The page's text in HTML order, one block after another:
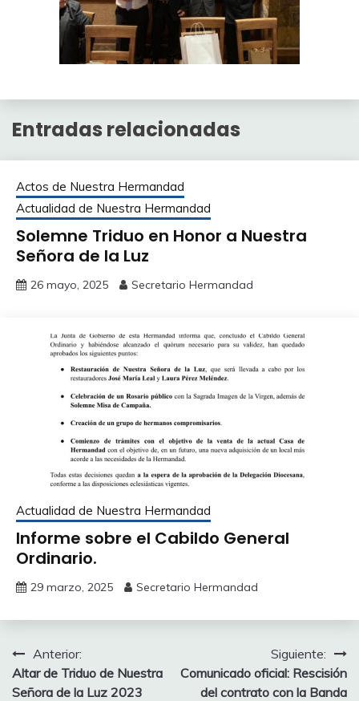
Entradas relacionadas
Actos de Nuestra Hermandad
Actualidad de Nuestra Hermandad
Solemne Triduo en Honor a Nuestra
Señora de la Luz
26 mayo, 2025 Secretario Hermandad
Actualidad de Nuestra Hermandad
Informe sobre el Cabildo General
Ordinario.
29 marzo, 2025 Secretario Hermandad
Navegación
de
Anterior:
Altar de Triduo de Nuestra
Señora de la Luz 2023
Siguiente:
Comunicado oficial: Rescisión
del contrato con la Banda